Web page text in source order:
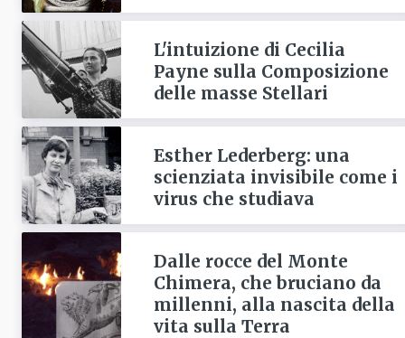
L'intuizione di Cecilia
Payne sulla Composizione
delle masse Stellari
Esther Lederberg: una
scienziata invisibile come i
virus che studiava
Dalle rocce del Monte
Chimera, che bruciano da
millenni, alla nascita della
vita sulla Terra